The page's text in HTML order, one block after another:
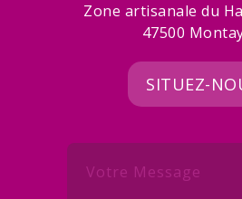
Zone artisanale du
47500
SITUEZ-